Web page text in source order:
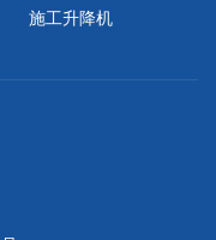
施工升降机